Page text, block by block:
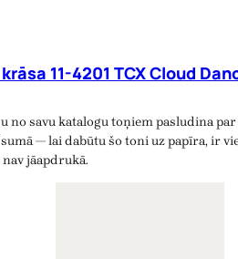
11-4201 TCX Cloud
no savu katalogu toņiem pasludina
— lai dabūtu šo toni uz papīra, ir
jāapdrukā.